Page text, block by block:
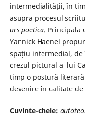
intermedialității, în
asupra procesul
ars poetica. Principala
Yannick Haenel
spațiu intermedial,
crezul pictural al lui
timp o postură
devenire în calitate
Cuvinte-cheie: